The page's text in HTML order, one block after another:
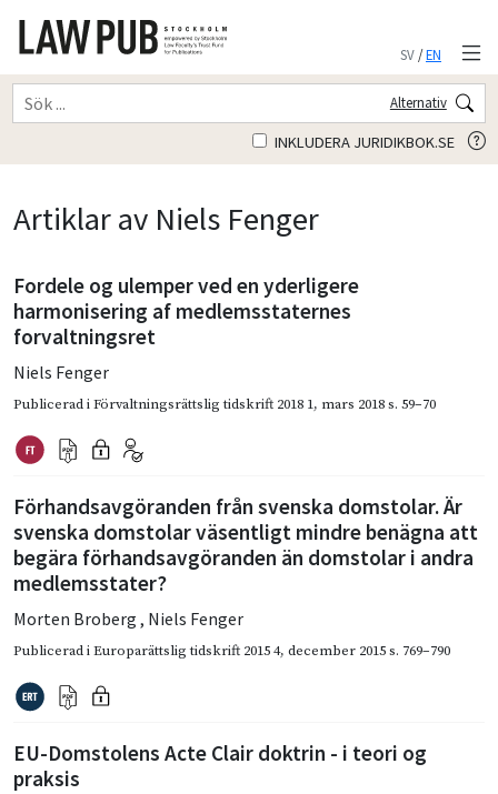
SV/EN
Alternativ
INKLUDERA JURIDIKBOK.SE
Artiklar av Niels Fenger
Fordele og ulemper ved en yderligere
harmonisering af medlemsstaternes
forvaltningsret
Niels Fenger
Publicerad iFörvaltningsrättslig tidskrift 2018 1, mars 2018s. 59–70
Förhandsavgöranden från svenska domstolar. Är
svenska domstolar väsentligt mindre benägna att
begära förhandsavgöranden än domstolar i andra
medlemsstater?
Morten Broberg , Niels Fenger
Publicerad iEuroparättslig tidskrift 2015 4, december 2015s. 769–790
EU-Domstolens Acte Clair doktrin - i teori og
praksis